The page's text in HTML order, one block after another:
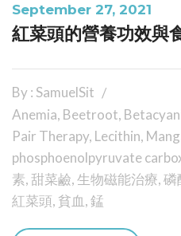
September 27, 2021
紅菜頭的營養功效與
By : SamuelSit
Anemia, Beetroot,
Pair Therapy, Lecithin,
phosphoenolpyruvate
素,甜菜鹼, 生物磁能治療,磷
紅菜頭, 貧血,錳